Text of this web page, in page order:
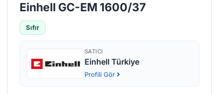
Einhell GC-EM 1600/37
Sıfır
SATICI
Einhell Türkiye
Profili Gör